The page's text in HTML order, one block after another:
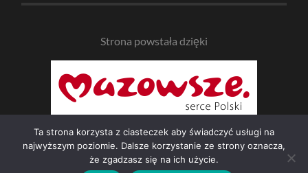
Strona powstała dzięki
Ta strona korzysta z ciasteczek aby świadczyć usługi na
najwyższym poziomie. Dalsze korzystanie ze strony oznacza,
że zgadzasz się na ich użycie.